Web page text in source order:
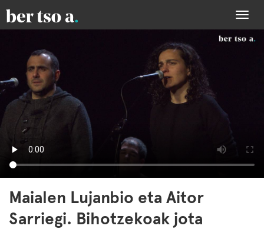
Maialen Lujanbio eta Aitor
Sarriegi. Bihotzekoak jota